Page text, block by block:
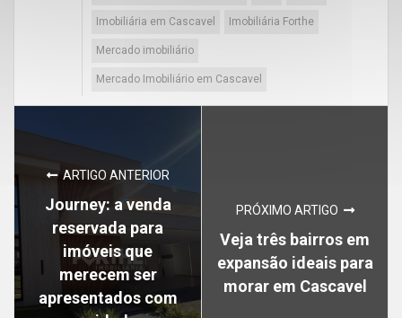
Imobiliária em Cascavel Imobiliária Forthe
Mercado imobiliário
Mercado Imobiliário em Cascavel
ARTIGO ANTERIOR
Journey: a venda
reservada para
imóveis que
merecem ser
apresentados com
PRÓXIMO ARTIGO
Veja três bairros em
expansão ideais para
morar em Cascavel